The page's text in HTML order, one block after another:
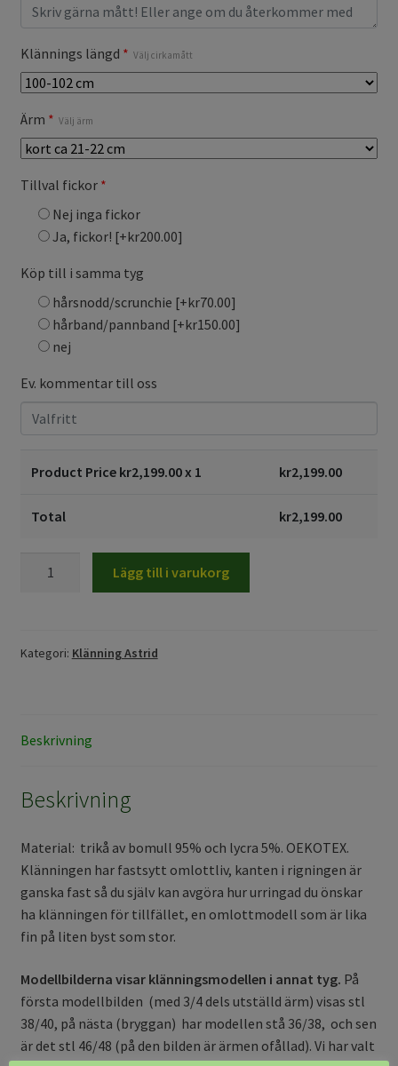
Klännings längd * Välj cirkamått
Ärm * Välj ärm
Tillval fickor*
Nej inga fickor
Ja, fickor! [+kr200.00]
Köp till i samma tyg
hårsnodd/scrunchie [+kr70.00]
hårband/pannband [+kr150.00]
nej
Ev. kommentar till oss
Product Price kr2,199.00x 1 kr2,199.00
Total kr2,199.00
pastell
Lägg till i varukorg
Kategori: Klänning Astrid
Beskrivning
Beskrivning
Material: trikå av bomull 95% och lycra 5%. OEKOTEX.
Klänningen har fastsytt omlottliv, kanten i rigningen är
ganska fast så du själv kan avgöra hur urringad du önskar
ha klänningen för tillfället, en omlottmodell som är lika
fin på liten byst som stor.
Modellbilderna visar klänningsmodellen i annat tyg. På
första modellbilden (med 3/4 dels utställd ärm) visas stl
38/40, på nästa (bryggan) har modellen stå 36/38, och sen
är det stl 46/48 (på den bilden är ärmen ofållad). Vi har valt